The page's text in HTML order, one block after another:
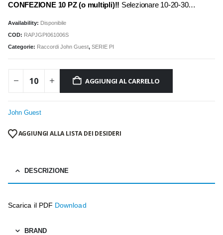
CONFEZIONE 10 PZ (o multipli)!! Selezionare 10-20-30…
Availability: Disponibile
COD: RAPJGPI061006S
Categorie: Raccordi John Guest, SERIE PI
AGGIUNGI AL CARRELLO
John Guest
AGGIUNGI ALLA LISTA DEI DESIDERI
DESCRIZIONE
Scarica il PDF Download
BRAND